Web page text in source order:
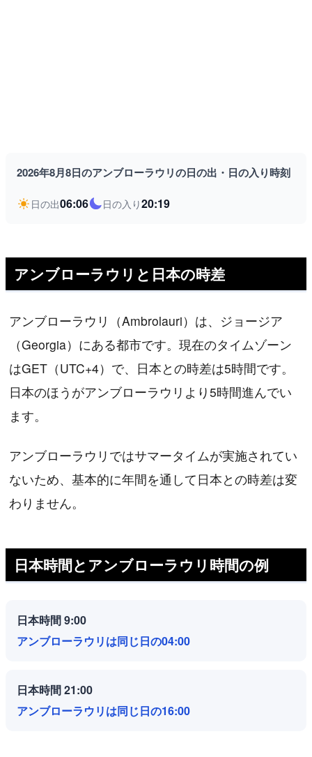
2026年8月8日のアンブローラウリの日の出・日の入り時刻
日の出06:06 日の入り20:19
アンブローラウリと日本の時差
アンブローラウリ（Ambrolauri）は、ジョージア
（Georgia）にある都市です。現在のタイムゾーン
はGET（UTC+4）で、日本との時差は5時間です。
日本のほうがアンブローラウリより5時間進んでい
ます。
アンブローラウリではサマータイムが実施されてい
ないため、基本的に年間を通して日本との時差は変
わりません。
日本時間とアンブローラウリ時間の例
日本時間 9:00
アンブローラウリは同じ日の04:00
日本時間 21:00
アンブローラウリは同じ日の16:00